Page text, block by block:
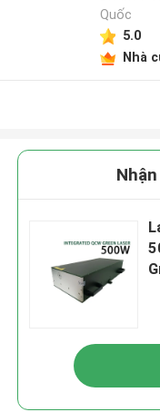
Quốc
5.0
Nhà